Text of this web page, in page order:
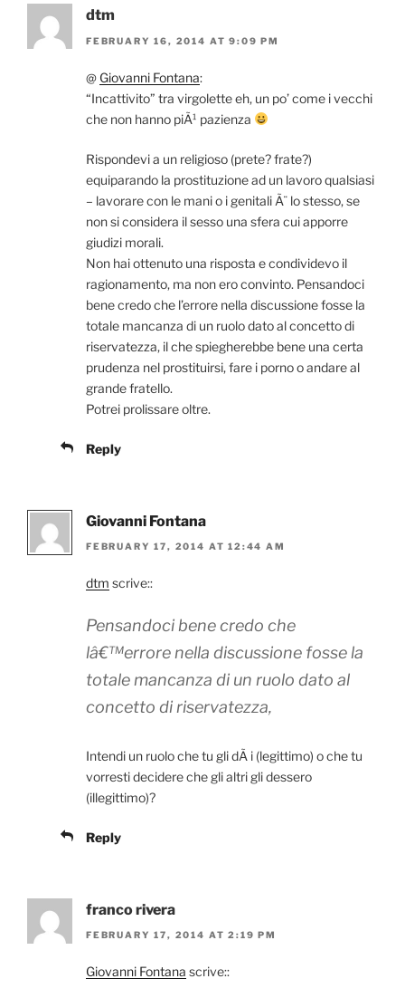
dtm
FEBRUARY 16, 2014 AT 9:09 PM
@ Giovanni Fontana:
“Incattivito” tra virgolette eh, un po’ come i vecchi
che non hanno piÃ¹ pazienza
Rispondevi a un religioso (prete? frate?)
equiparando la prostituzione ad un lavoro qualsiasi
– lavorare con le mani o i genitali Ã¨ lo stesso, se
non si considera il sesso una sfera cui apporre
giudizi morali.
Non hai ottenuto una risposta e condividevo il
ragionamento, ma non ero convinto. Pensandoci
bene credo che l’errore nella discussione fosse la
totale mancanza di un ruolo dato al concetto di
riservatezza, il che spiegherebbe bene una certa
prudenza nel prostituirsi, fare i porno o andare al
grande fratello.
Potrei prolissare oltre.
Reply
Giovanni Fontana
FEBRUARY 17, 2014 AT 12:44 AM
dtm scrive::
Pensandoci bene credo che
lâ€™errore nella discussione fosse la
totale mancanza di un ruolo dato al
concetto di riservatezza,
Intendi un ruolo che tu gli dÃ i (legittimo) o che tu
vorresti decidere che gli altri gli dessero
(illegittimo)?
Reply
franco rivera
FEBRUARY 17, 2014 AT 2:19 PM
Giovanni Fontana scrive::